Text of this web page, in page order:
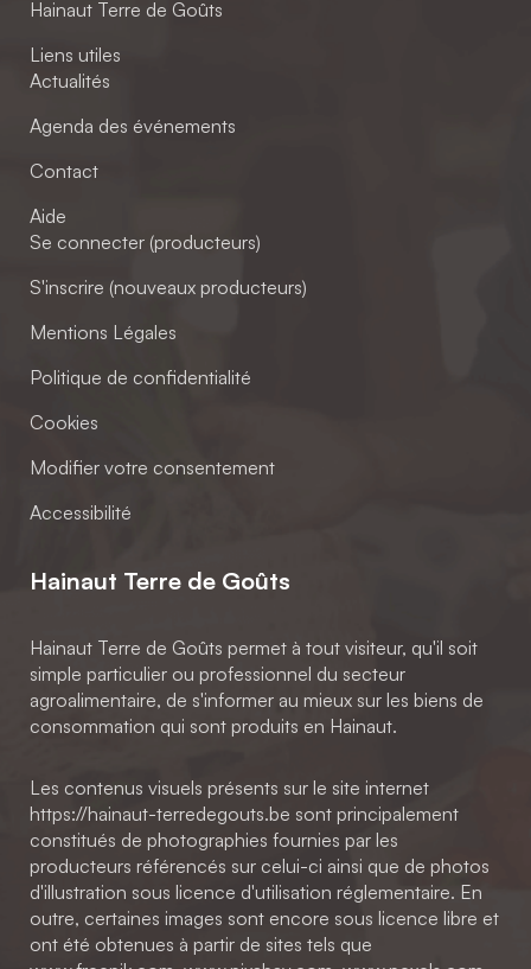
Hainaut Terre de Goûts
Liens utiles
Actualités
Agenda des événements
Contact
Aide
Se connecter (producteurs)
S'inscrire (nouveaux producteurs)
Mentions Légales
Politique de confidentialité
Cookies
Modifier votre consentement
Accessibilité
Hainaut Terre de Goûts
Hainaut Terre de Goûts permet à tout visiteur, qu'il soit
simple particulier ou professionnel du secteur
agroalimentaire, de s'informer au mieux sur les biens de
consommation qui sont produits en Hainaut.
Les contenus visuels présents sur le site internet
https://hainaut-terredegouts.be sont principalement
constitués de photographies fournies par les
producteurs référencés sur celui-ci ainsi que de photos
d'illustration sous licence d'utilisation réglementaire. En
outre, certaines images sont encore sous licence libre et
ont été obtenues à partir de sites tels que